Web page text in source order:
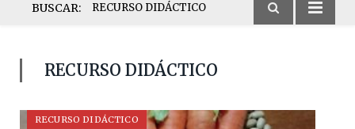
BUSCAR: RECURSO DIDÁCTICO
RECURSO DIDÁCTICO
RECURSO DIDÁCTICO